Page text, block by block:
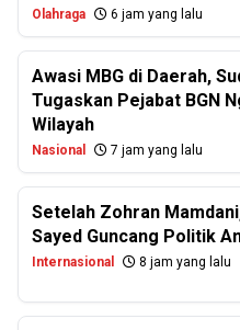
Olahraga 6 jam yang lalu
Awasi MBG di Daerah,
Tugaskan Pejabat BGN
Wilayah
Nasional 7 jam yang lalu
Setelah Zohran
Sayed Guncang Politik
Internasional 8 jam yang lalu